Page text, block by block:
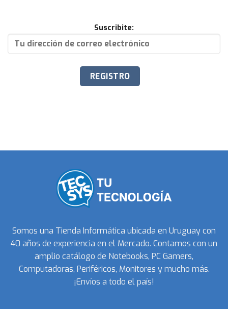
Suscribite:
Somos una Tienda Informática ubicada en Uruguay con
40 años de experiencia en el Mercado. Contamos con un
amplio catálogo de Notebooks, PC Gamers,
Computadoras, Periféricos, Monitores y mucho más.
¡Envíos a todo el país!